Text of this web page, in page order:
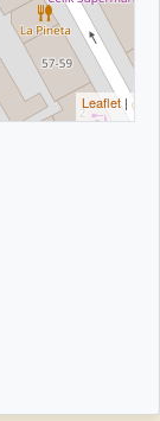
Leaflet |